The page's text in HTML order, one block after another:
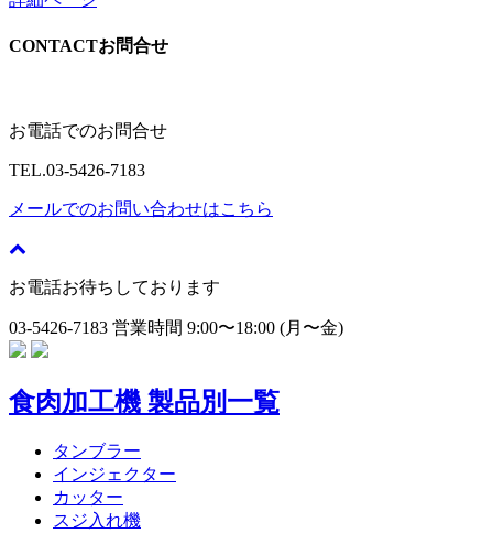
CONTACTお問合せ
お電話でのお問合せ
TEL.03-5426-7183
メールでのお問い合わせはこちら
お電話お待ちしております
03-5426-7183 営業時間 9:00〜18:00 (月〜金)
食肉加工機 製品別一覧
タンブラー
インジェクター
カッター
スジ入れ機